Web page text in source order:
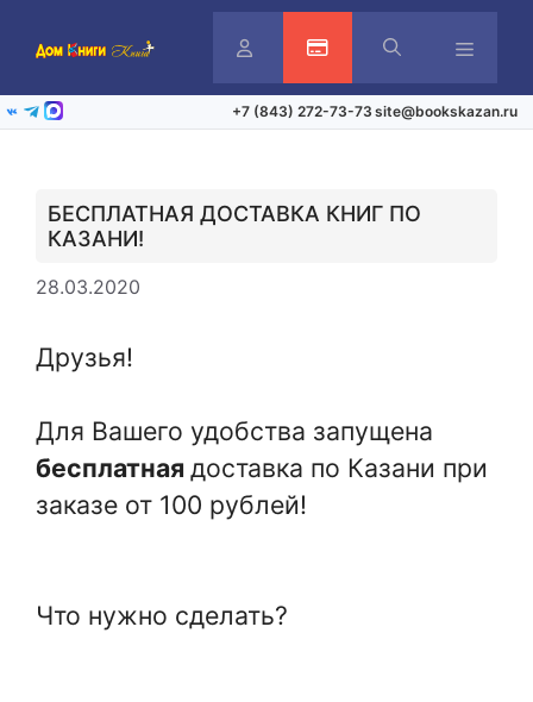
ЛичныйАктивация карты
ВКонтакте
Telegram
Max +7 (843) 272-73-73 site@bookskazan.ru
БЕСПЛАТНАЯ ДОСТАВКА КНИГ ПО
КАЗАНИ!
28.03.2020
Друзья!
Для Вашего удобства запущена
бесплатная доставка по Казани при
заказе от 100 рублей!
Что нужно сделать?